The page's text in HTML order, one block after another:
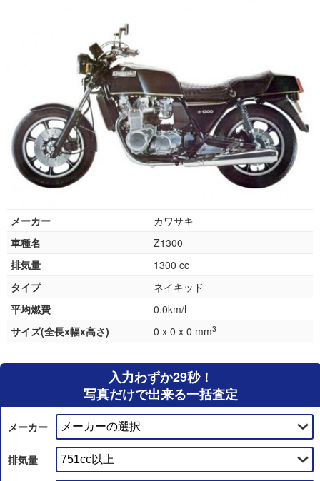
メーカー
カワサキ
車種名
Z1300
排気量
1300 cc
タイプ
ネイキッド
平均燃費
0.0km/l
サイズ(全長x幅x高さ)
0 x 0 x 0 mm3
入力わずか29秒！
写真だけで出来る一括査定
メーカー
排気量